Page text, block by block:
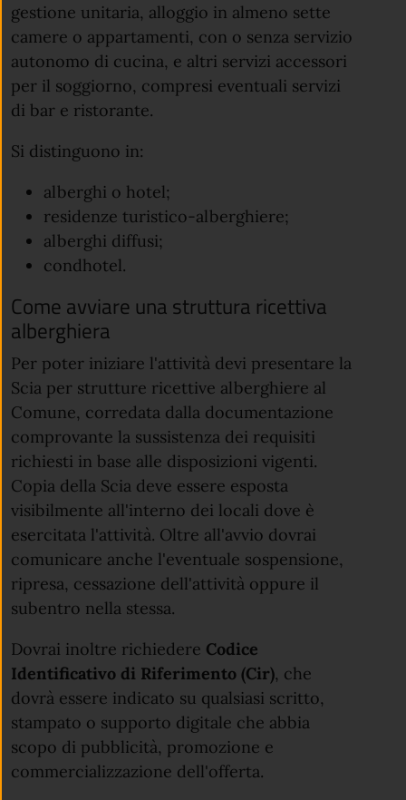
gestione unitaria, alloggio in almeno sette
camere o appartamenti, con o senza servizio
autonomo di cucina, e altri servizi accessori
per il soggiorno, compresi eventuali servizi
di bar e ristorante.
Si distinguono in:
alberghi o hotel;
residenze turistico-alberghiere;
alberghi diffusi;
condhotel.
Come avviare una struttura ricettiva
alberghiera
Per poter iniziare l'attività devi presentare la
Scia per strutture ricettive alberghiere al
Comune, corredata dalla documentazione
comprovante la sussistenza dei requisiti
richiesti in base alle disposizioni vigenti.
Copia della Scia deve essere esposta
visibilmente all'interno dei locali dove è
esercitata l'attività. Oltre all'avvio dovrai
comunicare anche l'eventuale sospensione,
ripresa, cessazione dell'attività oppure il
subentro nella stessa.
Dovrai inoltre richiedere Codice
Identificativo di Riferimento (Cir), che
dovrà essere indicato su qualsiasi scritto,
stampato o supporto digitale che abbia
scopo di pubblicità, promozione e
commercializzazione dell'offerta.